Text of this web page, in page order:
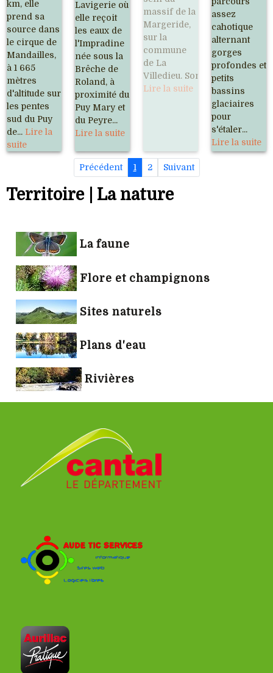
km, elle
prend sa
source dans
le cirque de
Mandailles,
à 1 665
mètres
d'altitude sur
les pentes
sud du Puy
de... Lire la
suite
Lavigerie où
elle reçoit
les eaux de
l'Impradine
née sous la
Brêche de
Roland, à
proximité du
Puy Mary et
du Peyre...
Lire la suite
massif de la
Margeride,
sur la
commune
de La
Villedieu. Son...
Lire la suite
assez
cahotique
alternant
gorges
profondes et
petits
bassins
glaciaires
pour
s'étaler...
Lire la suite
Précédent 1 2 Suivant
Territoire | La nature
La faune
Flore et champignons
Sites naturels
Plans d'eau
Rivières